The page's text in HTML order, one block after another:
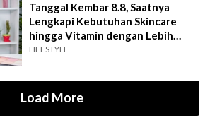
Tanggal Kembar 8.8, Saatnya
Lengkapi Kebutuhan Skincare
hingga Vitamin dengan Lebih
Hemat
LIFESTYLE
Load More